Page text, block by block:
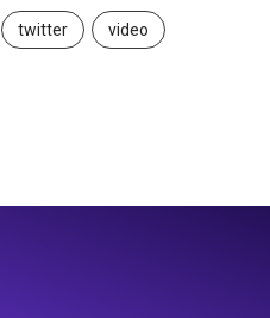
twitter video